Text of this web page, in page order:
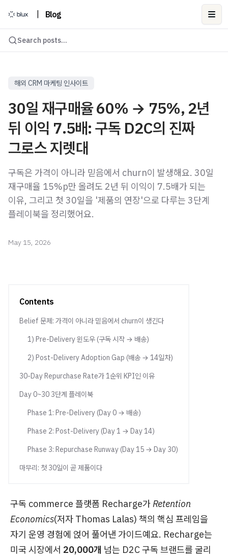
Blog
Search posts...
해외 CRM 마케팅 인사이트
30일 재구매율 60% → 75%, 2년
뒤 이익 7.5배: 구독 D2C의 진짜
그로스 지렛대
구독은 가격이 아니라 믿음에서 churn이 발생해요. 30일
재구매율 15%p만 올려도 2년 뒤 이익이 7.5배가 되는
이유, 그리고 첫 30일을 '제품의 연장'으로 다루는 3단계
플레이북을 정리했어요.
May 15, 2026
Contents
Belief 문제: 가격이 아니라 믿음에서 churn이 생긴다
1) Pre-Delivery 윈도우 (구독 시작 → 배송)
2) Post-Delivery Adoption Gap (배송 → 14일차)
30-Day Repurchase Rate가 1순위 KPI인 이유
Day 0~30 3단계 플레이북
Phase 1: Pre-Delivery (Day 0 → 배송)
Phase 2: Post-Delivery (Day 1 → Day 14)
Phase 3: Repurchase Runway (Day 15 → Day 30)
마무리: 첫 30일이 곧 제품이다
구독 commerce 플랫폼 Recharge가Retention
Economics(저자 Thomas Lalas) 책의 핵심 프레임을
자기 운영 경험에 얹어 풀어낸 가이드예요. Recharge는
미국 시장에서 20,000개 넘는 D2C 구독 브랜드를 굴리